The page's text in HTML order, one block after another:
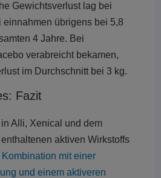
Gewichtsverlust lag bei
übrigens bei 5,8
4 Jahre. Bei
verabreicht bekamen,
im Durchschnitt bei 3 kg.
Fazit
Alli, Xenical und dem
aktiven Wirkstoffs
Kombination mit einer
und einem aktiveren